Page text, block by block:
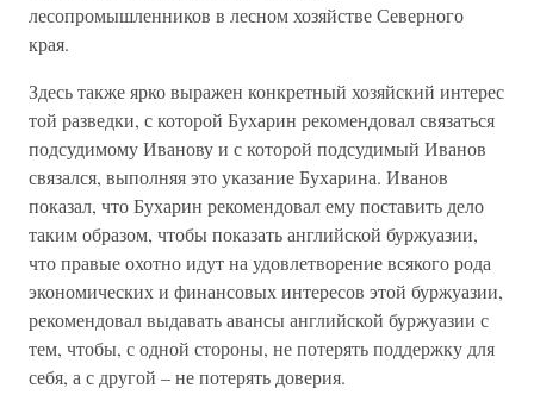
лесопромышленников в лесном хозяйстве Северного
края.
Здесь также ярко выражен конкретный хозяйский интерес
той разведки, с которой Бухарин рекомендовал связаться
подсудимому Иванову и с которой подсудимый Иванов
связался, выполняя это указание Бухарина. Иванов
показал, что Бухарин рекомендовал ему поставить дело
таким образом, чтобы показать английской буржуазии,
что правые охотно идут на удовлетворение всякого рода
экономических и финансовых интересов этой буржуазии,
рекомендовал выдавать авансы английской буржуазии с
тем, чтобы, с одной стороны, не потерять поддержку для
себя, а с другой – не потерять доверия.